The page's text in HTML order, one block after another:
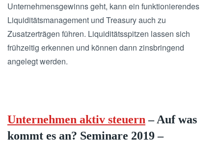
Unternehmensgewinns geht, kann ein funktionierendes
Liquiditätsmanagement und Treasury auch zu
Zusatzerträgen führen. Liquiditätsspitzen lassen sich
frühzeitig erkennen und können dann zinsbringend
angelegt werden.
Unternehmen aktiv steuern – Auf was
kommt es an? Seminare 2019 –